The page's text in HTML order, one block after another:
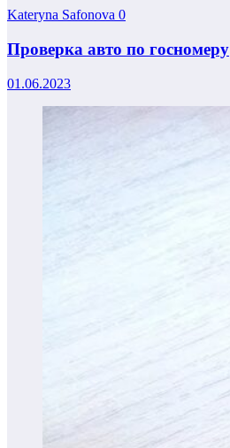
Kateryna Safonova 0
Проверка авто по госномеру
01.06.2023